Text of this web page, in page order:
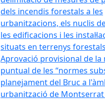
dels incendis forestals a les
urbanitzacions, els nuclis
les edificacions i les
situats en terrenys
Aprovació provisional de la
puntual de les “normes
planejament del Bruc a
urbanització de Montserrat